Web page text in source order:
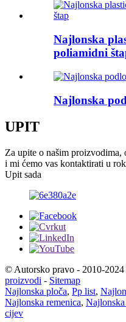
Najlonska
poliamidni
Najlonska
UPIT
Za upite o našim proizvodima,
i mi ćemo vas kontaktirati u
Upit sada
© Autorsko pravo - 2010-2024
proizvodi - Sitemap
Najlonska ploča, Pp list,
Najlonska remenica, Najlonska
cijev